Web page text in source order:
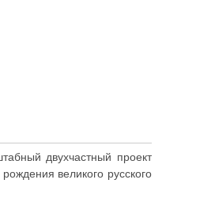
двухчастный проект
великого русского